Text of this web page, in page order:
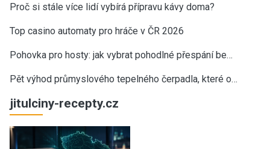
Proč si stále více lidí vybírá přípravu kávy doma?
Top casino automaty pro hráče v ČR 2026
Pohovka pro hosty: jak vybrat pohodlné přespání be…
Pět výhod průmyslového tepelného čerpadla, které o…
jitulciny-recepty.cz